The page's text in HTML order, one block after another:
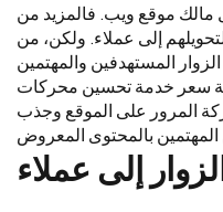
موقع ويب. فالمزيد من
إلى عملاء. ولكن، من
المستهدفين والمهتمين
سعر خدمة تحسين محركات
المرور على الموقع وجذب
إلى عملاء